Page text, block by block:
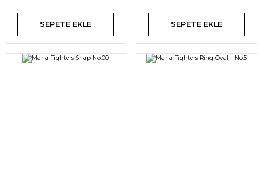
SEPETE EKLE SEPETE EKLE